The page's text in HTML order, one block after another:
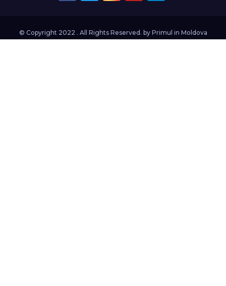
© Copyright 2022 . All Rights Reserved. by Primul in Moldova